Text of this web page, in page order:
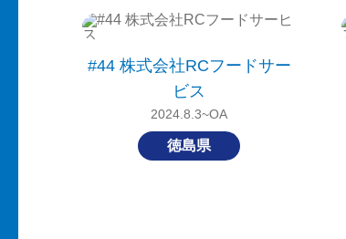
#44 株式会社RCフードサー
ビス
2024.8.3~OA
徳島県